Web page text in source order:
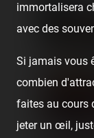
immortalisera
avec des
Si jamais vous
combien
faites au cours
jeter un œil,